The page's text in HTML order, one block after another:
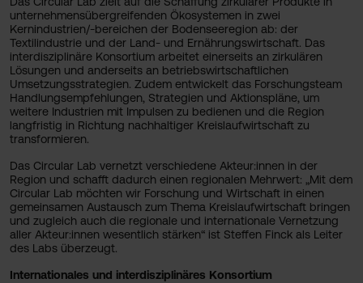
unternehmensübergreifenden Ökosystemen in zwei
Kernindustrien/-bereichen der Bodenseeregion ab: der
Textilindustrie und der Land- und Ernährungswirtschaft. Das
interdisziplinäre Konsortium arbeitet einerseits an zirkulären
Lösungen und anderseits an betriebswirtschaftlichen
Umsetzungsstrategien. Zudem entwickelt das Forschungsteam
Handlungsempfehlungen, Strategien und Aktionspläne, um
weitere Industrien mit Impulsen zu bedienen und die Region
langfristig in Richtung nachhaltiger Kreislaufwirtschaft zu
transformieren.
Das Circular Lab vernetzt verschiedene Akteur:innen in der
Region und schafft dadurch einen regionalen Mehrwert: „Mit dem
Circular Lab möchten wir Forschung und Wirtschaft in einen
gemeinsamen Austausch zum Thema Kreislaufwirtschaft bringen
und zugleich auch die regionale und internationale Vernetzung
aller Akteur:innen wesentlich stärken“ ist Steffen Finck als Leiter
des Labs überzeugt.
Internationales und interdisziplinäres Konsortium